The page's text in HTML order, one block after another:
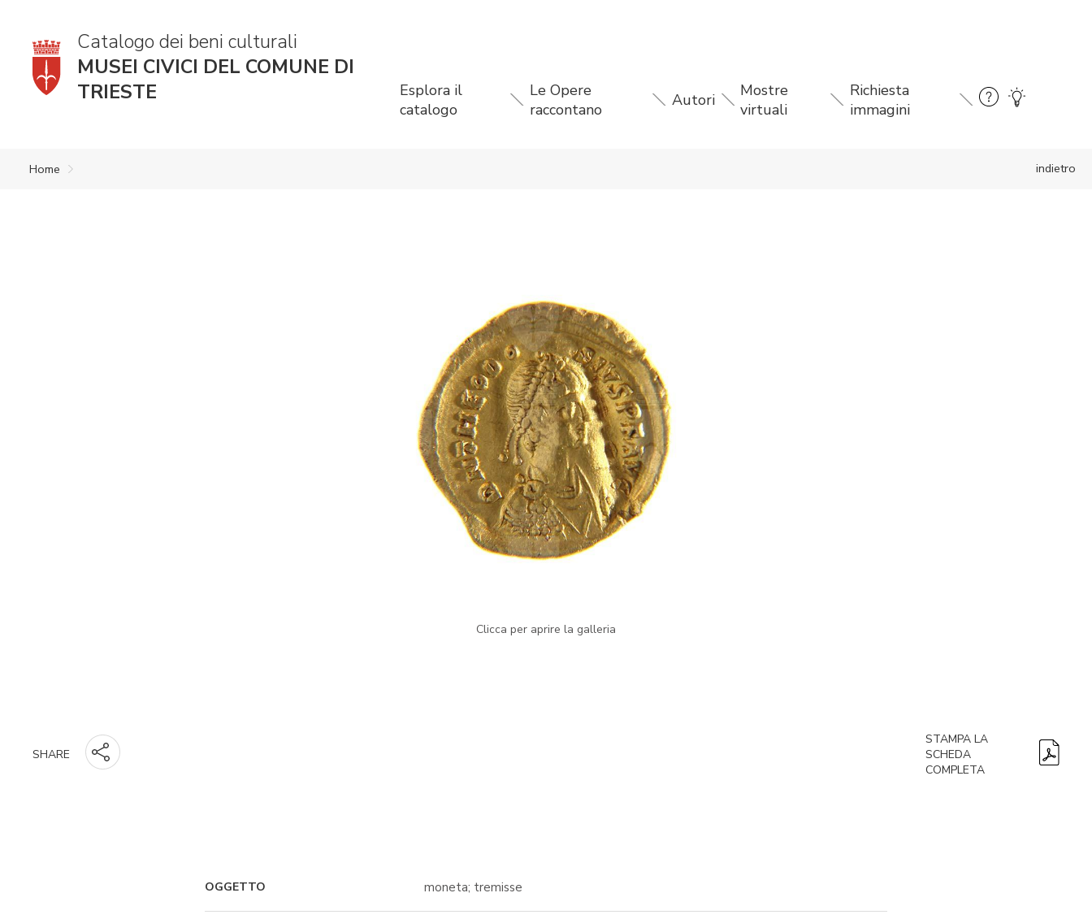
Catalogo dei beni culturali
MUSEI CIVICI DEL COMUNE DI
TRIESTE
Esplora il
catalogo
Le Opere
raccontano
Autori
Mostre
virtuali
Richiesta
immagini
indietro
Home
Clicca per aprire la galleria
SHARE
STAMPA LA
SCHEDA
COMPLETA
OGGETTO moneta; tremisse